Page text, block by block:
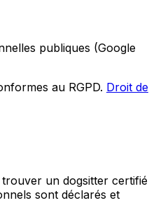
publiques (Google
au RGPD. Droit de
un dogsitter certifié
sont déclarés et